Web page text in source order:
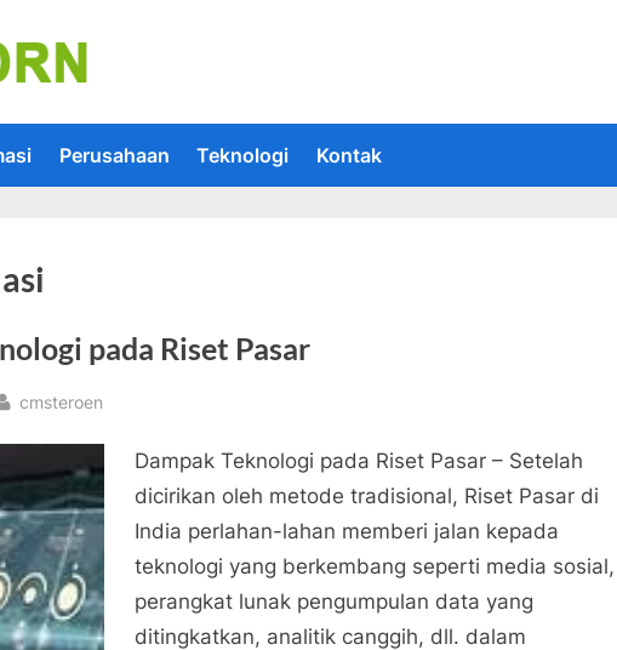
Perusahaan Teknologi Kontak
pada Riset Pasar
By
cmsteroen
Dampak Teknologi pada Riset Pasar – Setelah
dicirikan oleh metode tradisional, Riset Pasar di
India perlahan-lahan memberi jalan kepada
teknologi yang berkembang seperti media sosial,
perangkat lunak pengumpulan data yang
ditingkatkan, analitik canggih, dll. dalam